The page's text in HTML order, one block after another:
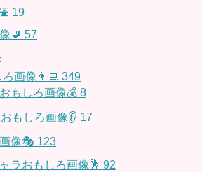
19
🚽 57
画像👨‍💻 349
もしろ画像💰 8
もしろ画像👂 17
像🎭 123
ラおもしろ画像🕺 92